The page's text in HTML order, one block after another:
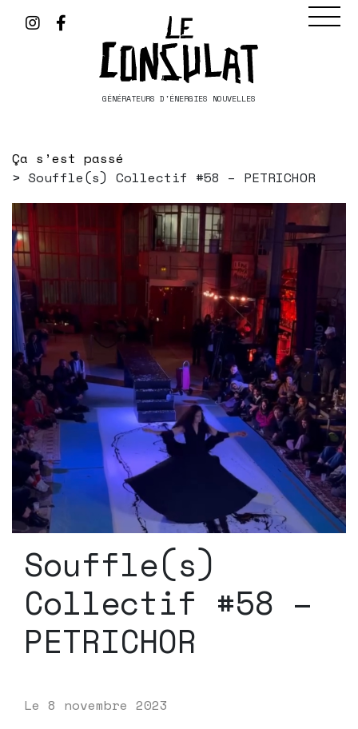
GÉNÉRATEURS D'ÉNERGIES NOUVELLES
Ça s’est passé
Souffle(s) Collectif #58 – PETRICHOR
Souffle(s)
Collectif #58 –
PETRICHOR
Le 8 novembre 2023